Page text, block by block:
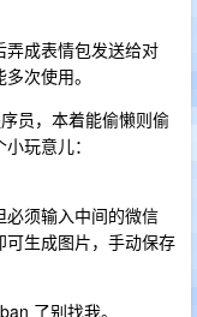
成表情包发送给对
次使用。
员，本着能偷懒则偷
玩意儿：
须输入中间的微信
生成图片，手动保存
了别找我。